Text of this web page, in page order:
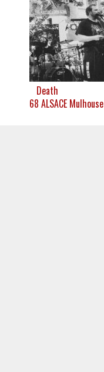
Death
68 ALSACE Mulhouse